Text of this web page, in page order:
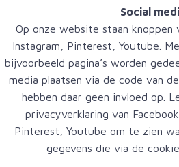
Social
Op onze website staan knoppen
Instagram, Pinterest, Youtube.
bijvoorbeeld pagina’s worden
media plaatsen via de code van
hebben daar geen invloed op.
privacyverklaring van
Pinterest, Youtube om te zien
gegevens die via de